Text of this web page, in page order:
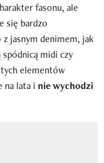
fasonu, ale
się bardzo
jasnym denimem, jak
spódnicą midi czy
elementów
na lata i nie wychodzi